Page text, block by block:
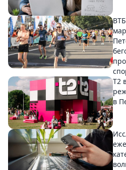
Т2
в